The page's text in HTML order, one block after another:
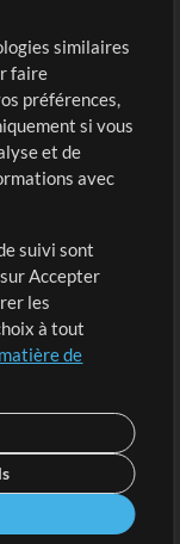
similaires
faire
préférences,
si vous
et de
avec
suivi sont
Accepter
les
à tout
de